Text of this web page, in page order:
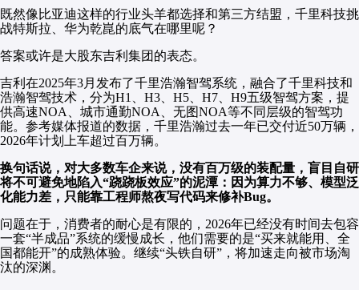
既然像比亚迪这样的行业头羊都选择和第三方结盟，千里科技挑
战特斯拉、华为乾崑的底气在哪里呢？
答案或许是大股东吉利集团的表态。
吉利在2025年3月发布了千里浩瀚智驾系统，融合了千里科技和
浩瀚智驾技术，分为H1、H3、H5、H7、H9五级智驾方案，提
供高速NOA、城市通勤NOA、无图NOA等不同层级的智驾功
能。参考媒体报道的数据，千里浩瀚过去一年已交付近50万辆，
2026年计划上车超过百万辆。
换句话说，对大多数车企来说，没有百万级的装配量，盲目自研
将不可避免地陷入“跷跷板效应”的泥潭：因为算力不够、模型泛
化能力差，只能靠工程师熬夜写代码来修补Bug。
问题在于，消费者的耐心是有限的，2026年已经没有时间去包容
一套“半成品”系统的缓慢成长，他们需要的是“买来就能用、全
国都能开”的成熟体验。继续“头铁自研”，将加速走向被市场淘
汰的深渊。